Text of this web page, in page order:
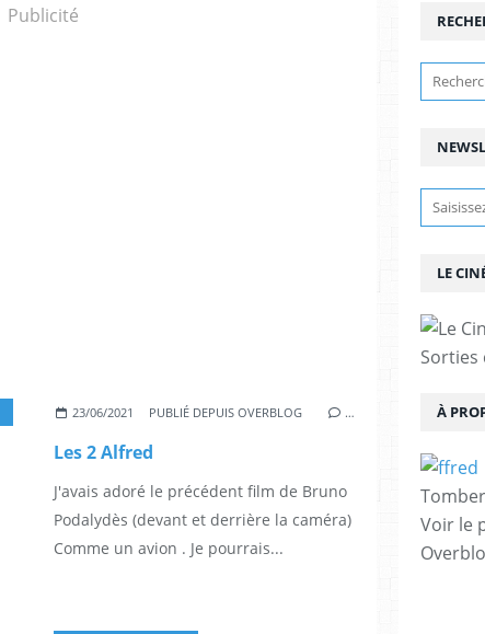
Publicité
SANDRINE KIBERLAIN,LUÀNA BAJRAMI,MICHEL VUILLERMOZ PHILIPPE
23/06/2021 PUBLIÉ DEPUIS OVERBLOG …
Les 2 Alfred
J'avais adoré le précédent film de Bruno
Podalydès (devant et derrière la caméra)
Comme un avion . Je pourrais...
LE
Sorties
À
Voir le